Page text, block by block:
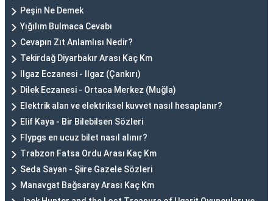
Peşin Ne Demek
Yığılım Bulmaca Cevabı
Cevapın Zıt Anlamlısı Nedir?
Tekirdağ Diyarbakır Arası Kaç Km
Ilgaz Eczanesi - Ilgaz (Çankırı)
Dilek Eczanesi - Ortaca Merkez (Muğla)
Elektrik alan ve elektriksel kuvvet nasıl hesaplanır?
Elif Kaya - Bir Bilebilsen Sözleri
Flypgs en ucuz bilet nasıl alınır?
Trabzon Fatsa Ordu Arası Kaç Km
Seda Sayan - Şiire Gazele Sözleri
Manavgat Bağsaray Arası Kaç Km